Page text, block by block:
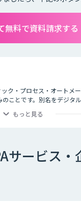
無料で資料請求する
ク・プロセス・オートメ
ことです。別名をデジタ
、ブラウザでのデータ収集
できるという点は、企業
ことで、販売活動や戦略
て業務の質が低下してし
もっと見る
サービス・